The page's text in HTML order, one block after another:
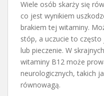
Wiele osób skarży się
co jest wynikiem
brakiem tej witaminy.
stóp, a uczucie to
lub pieczenie. W
witaminy B12 może
neurologicznych, takich
równowagą.